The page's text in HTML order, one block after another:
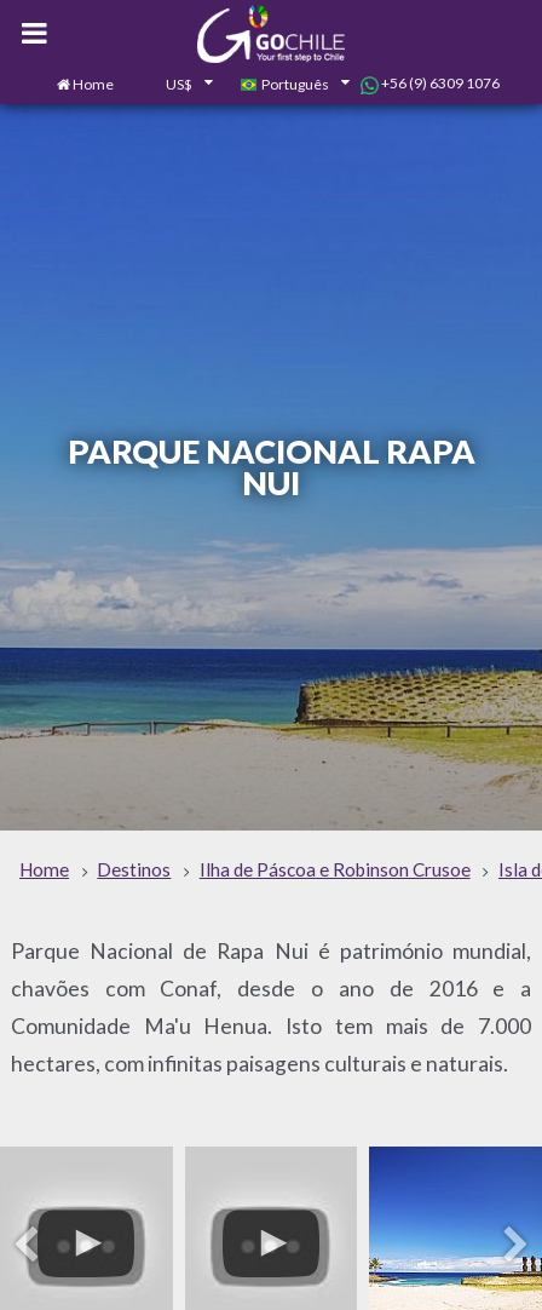
Home US$ Português +56 (9) 6309 1076
PARQUE NACIONAL RAPA
NUI
Home Destinos Ilha de Páscoa e Robinson Crusoe Isla
Parque Nacional de Rapa Nui é património mundial,
chavões com Conaf, desde o ano de 2016 e a
Comunidade Ma'u Henua. Isto tem mais de 7.000
hectares, com infinitas paisagens culturais e naturais.